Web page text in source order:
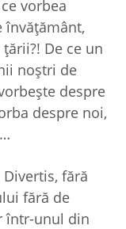
vorbea
învăţământ,
De ce un
noştri de
despre
despre noi,
fără
fără de
într-unul din